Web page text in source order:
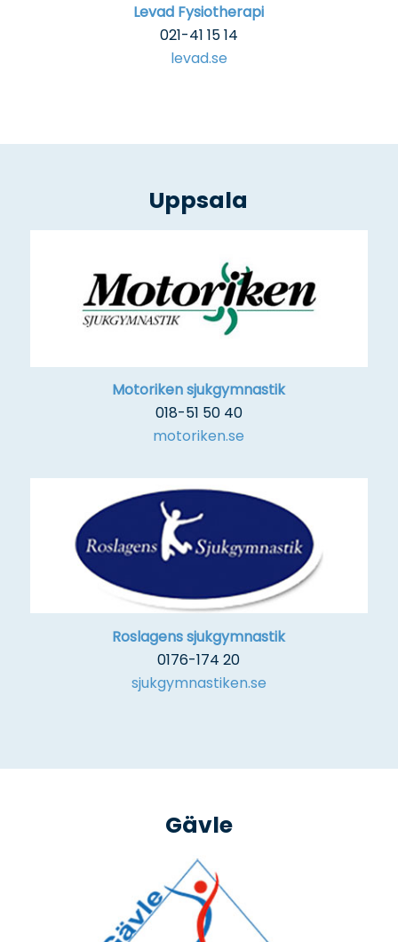
Levad Fysiotherapi
021-41 15 14
levad.se
Uppsala
Motoriken sjukgymnastik
018-51 50 40
motoriken.se
Roslagens sjukgymnastik
0176-174 20
sjukgymnastiken.se
Gävle